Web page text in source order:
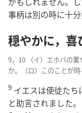
事柄は別の時に十分
穏やかに，喜
9，10 （イ）エホバの
か。（ロ）このことが
9 イエスは使徒たち
と助言されました